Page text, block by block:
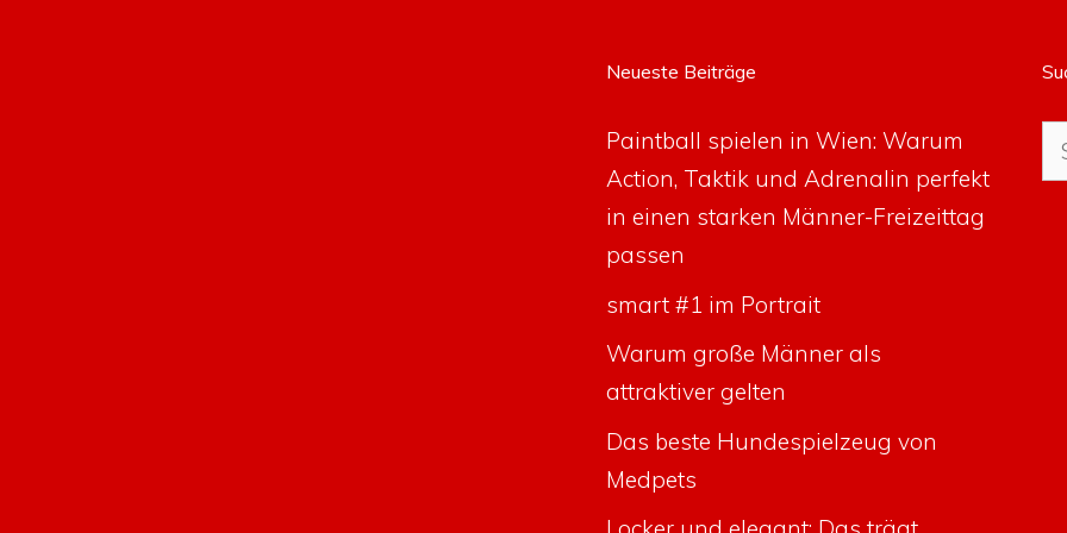
Neueste Beiträge
Paintball spielen in Wien: Warum
Action, Taktik und Adrenalin perfekt
in einen starken Männer-Freizeittag
passen
smart #1 im Portrait
Warum große Männer als
attraktiver gelten
Das beste Hundespielzeug von
Medpets